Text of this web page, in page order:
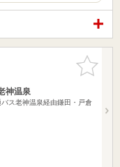
お気に入
りに追加
神温泉
ス老神温泉経由鎌田・戸倉